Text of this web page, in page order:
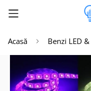
Acasă Benzi LED
Poate mai târziu